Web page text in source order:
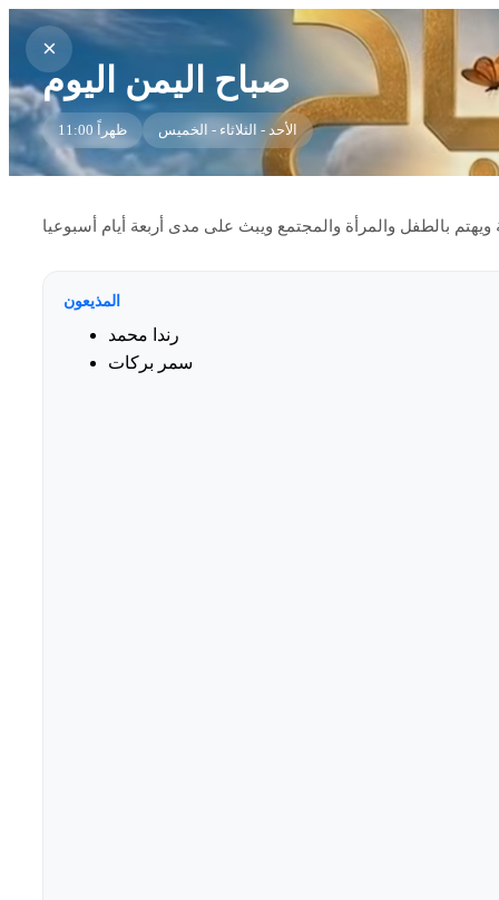
×
صباح اليمن اليوم
11:00 ظهراً الأحد - الثلاثاء - الخميس
ويهتم بالطفل والمرأة والمجتمع ويبث على مدى أربعة أيام أسبوعيا
المذيعون
رندا محمد
سمر بركات